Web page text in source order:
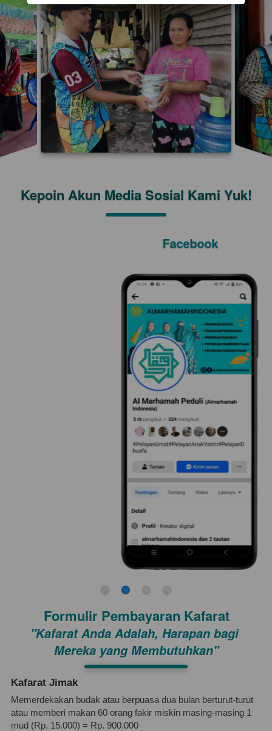
Kepoin Akun Media Sosial Kami Yuk!
Facebook
Formulir Pembayaran Kafarat
"Kafarat Anda Adalah, Harapan bagi
Mereka yang Membutuhkan"
Kafarat Jimak
Memerdekakan budak atau berpuasa dua bulan berturut-turut
atau memberi makan 60 orang fakir miskin masing-masing 1
mud (Rp. 15.000) = Rp. 900.000